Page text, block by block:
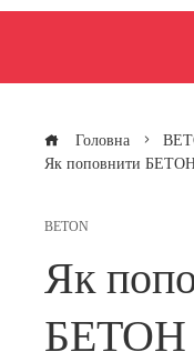
Головна
Як поповнити
BETON
Як
БЕТОН